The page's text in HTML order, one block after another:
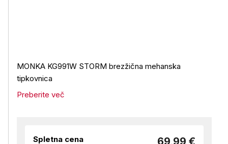
MONKA KG991W STORM brezžična mehanska
tipkovnica
Preberite več
Spletna cena 69,99 €